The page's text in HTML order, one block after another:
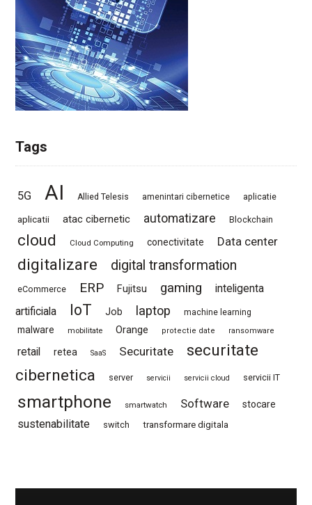
Tags
5G AI Allied Telesis amenintari cibernetice aplicatie
aplicatii atac cibernetic automatizare Blockchain
cloud Cloud Computing conectivitate Data center
digitalizare digital transformation
eCommerce ERP Fujitsu gaming
inteligenta
artificiala
IoT Job laptop machine learning
malware mobilitate Orange protectie date ransomware
retail retea SaaS Securitate
securitate
cibernetica
server servicii servicii cloud servicii IT
smartphone smartwatch Software stocare
sustenabilitate switch transformare digitala